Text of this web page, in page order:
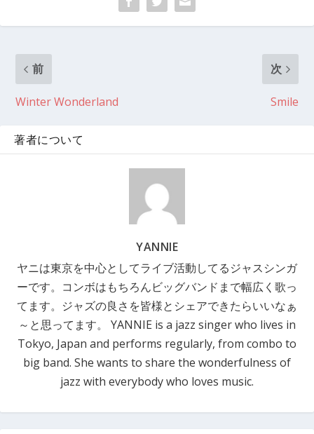
前
Winter Wonderland
次
Smile
著者について
YANNIE
ヤニは東京を中心としてライブ活動してるジャスシンガ
ーです。コンボはもちろんビッグバンドまで幅広く歌っ
てます。ジャズの良さを皆様とシェアできたらいいなぁ
～と思ってます。 YANNIE is a jazz singer who lives in
Tokyo, Japan and performs regularly, from combo to
big band. She wants to share the wonderfulness of
jazz with everybody who loves music.